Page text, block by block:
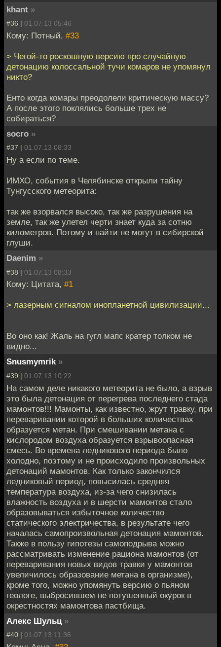
khant »
#36 | 01.07.13 05:46
Кому: Потный, #33
> Чегой-то роскошную версию про случайную
детонацию колоссальной тучи комаров не упомянул
никто?
Енто когда комары преодолели критическую массу?
А после этого поклялись больше трех не
собираться?
socro »
#37 | 01.07.13 08:33
Ну а если по теме.
ИМХО, события в Челябинске открыли тайну
Тунгусского метеорита:
так же взорвался высоко, так же разрушения на
земле, так же улетел черти знает куда за сотню
километров. Потому и найти не могут в сибирской
глуши.
Daenim »
#38 | 01.07.13 08:33
Кому: Цитата, #1
> лазерным сигналом инопланетной цивилизации...
Во оно как! Жаль на гугл мапс кратер толком не
видно...
Snusmymrik »
#39 | 01.07.13 10:22
На самом деле никакого метеорита не было, а взрыв
это была детонация от перегрева последнего стада
мамонтов!!! Мамонты, как известно, жрут травку, при
переваривании которой в больших количествах
образуется метан. При смешивании метана с
кислородом воздуха образуется взрывоопасная
смесь. Во времена ледникового периода было
холодно, поэтому и не происходило произвольных
детонаций мамонтов. Как только закончился
ледниковый период, повысилась средняя
температура воздуха, из-за чего снизилась
влажность воздуха и в шерсти мамонтов стало
образовываться избыточное количество
статического электричества, в результате чего
началась самопроизвольная детонация мамонтов.
Также в пользу гипотезы самоподрыва можно
рассматривать изменение рациона мамонтов (от
переваривания новых видов травки у мамонтов
увеличилось образование метана в организме),
кроме того, можно упомянуть версию о пьяном
геологе, выбросившем не потушенный окурок в
окрестностях мамонтова пастбища.
Алекс Шульц »
#40 | 01.07.13 11:36